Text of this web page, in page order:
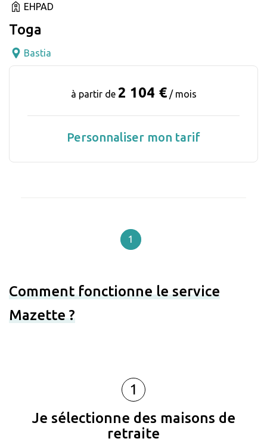
EHPAD
Toga
Bastia
à partir de 2 104 € / mois
Personnaliser mon tarif
1
Comment fonctionne le service
Mazette ?
1
Je sélectionne des maisons de
retraite